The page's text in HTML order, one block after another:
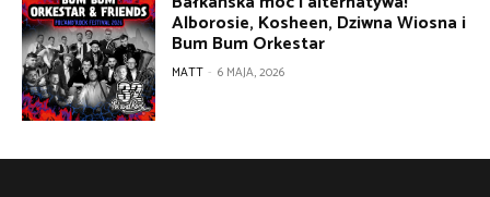
Alborosie, Kosheen, Dziwna Wiosna i
Bum Bum Orkestar
MATT - 6 MAJA, 2026